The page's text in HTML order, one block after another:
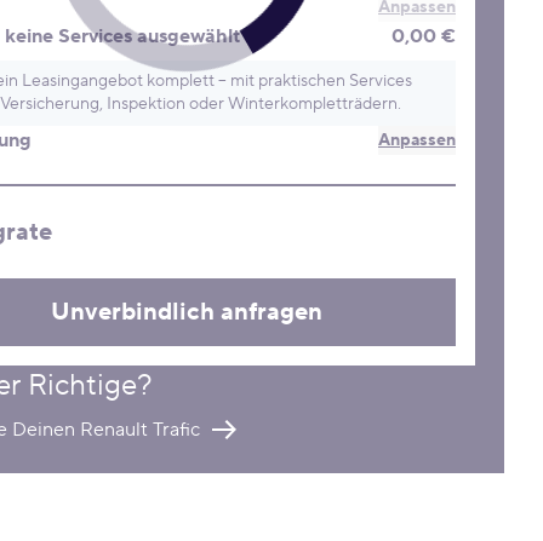
Anpassen
Services ausgewählt 0,00 €
Leasingangebot komplett – mit praktischen Services
Inspektion oder Winterkompletträdern.
Anpassen
Unverbindlich anfragen
Richtige?
Deinen Renault Trafic